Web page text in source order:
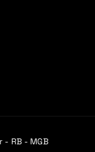
- RB - MGB